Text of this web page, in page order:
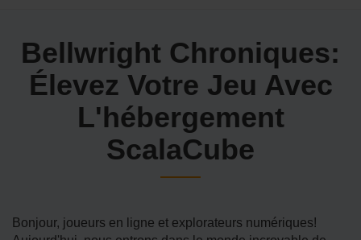
Bellwright Chroniques:
Élevez Votre Jeu Avec
L'hébergement
ScalaCube
Bonjour, joueurs en ligne et explorateurs numériques!